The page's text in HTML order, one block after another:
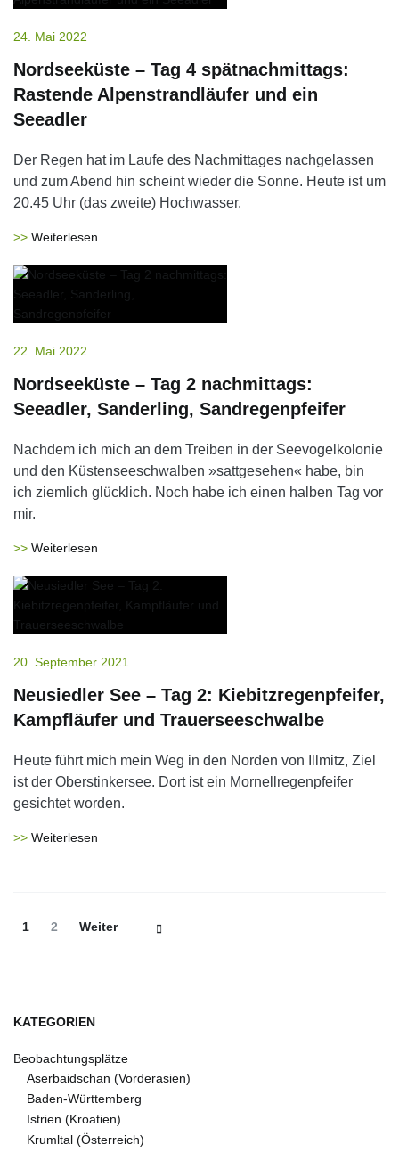
24. Mai 2022
Nordseeküste – Tag 4 spätnachmittags:
Rastende Alpenstrandläufer und ein
Seeadler
Der Regen hat im Laufe des Nachmittages nachgelassen
und zum Abend hin scheint wieder die Sonne. Heute ist um
20.45 Uhr (das zweite) Hochwasser.
Weiterlesen
22. Mai 2022
Nordseeküste – Tag 2 nachmittags:
Seeadler, Sanderling, Sandregenpfeifer
Nachdem ich mich an dem Treiben in der Seevogelkolonie
und den Küstenseeschwalben »sattgesehen« habe, bin
ich ziemlich glücklich. Noch habe ich einen halben Tag vor
mir.
Weiterlesen
20. September 2021
Neusiedler See – Tag 2: Kiebitzregenpfeifer,
Kampfläufer und Trauerseeschwalbe
Heute führt mich mein Weg in den Norden von Illmitz, Ziel
ist der Oberstinkersee. Dort ist ein Mornellregenpfeifer
gesichtet worden.
Weiterlesen
Beitrags-
Seite
1 Seite
2 Weiter
KATEGORIEN
Beobachtungsplätze
Aserbaidschan (Vorderasien)
Baden-Württemberg
Istrien (Kroatien)
Krumltal (Österreich)